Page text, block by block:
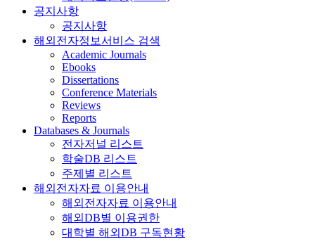
공지사항
공지사항
해외전자정보서비스 검색
Academic Journals
Ebooks
Dissertations
Conference Materials
Reviews
Reports
Databases & Journals
전자저널 리스트
학술DB 리스트
주제별 리스트
해외전자자료 이용안내
해외전자자료 이용안내
해외DB별 이용권한
대학별 해외DB 구독현황